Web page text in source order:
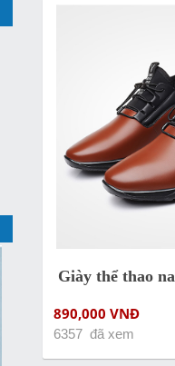
Giày thể thao
890,000 VNĐ
6357 đã xem